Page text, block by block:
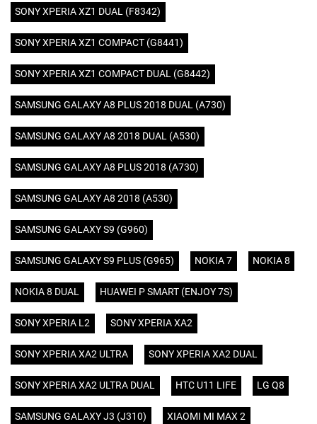
SONY XPERIA XZ1 DUAL (F8342)
SONY XPERIA XZ1 COMPACT (G8441)
SONY XPERIA XZ1 COMPACT DUAL (G8442)
SAMSUNG GALAXY A8 PLUS 2018 DUAL (A730)
SAMSUNG GALAXY A8 2018 DUAL (A530)
SAMSUNG GALAXY A8 PLUS 2018 (A730)
SAMSUNG GALAXY A8 2018 (A530)
SAMSUNG GALAXY S9 (G960)
SAMSUNG GALAXY S9 PLUS (G965) NOKIA 7 NOKIA 8
NOKIA 8 DUAL HUAWEI P SMART (ENJOY 7S)
SONY XPERIA L2 SONY XPERIA XA2
SONY XPERIA XA2 ULTRA SONY XPERIA XA2 DUAL
SONY XPERIA XA2 ULTRA DUAL HTC U11 LIFE LG Q8
SAMSUNG GALAXY J3 (J310) XIAOMI MI MAX 2